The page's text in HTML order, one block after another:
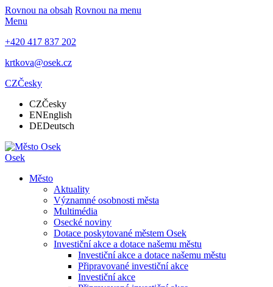
Rovnou na obsah Rovnou na menu
Menu
+420 417 837 202
krtkova@osek.cz
CZČesky
CZČesky
ENEnglish
DEDeutsch
Osek
Město
Aktuality
Významné osobnosti města
Multimédia
Osecké noviny
Dotace poskytované městem Osek
Investiční akce a dotace našemu městu
Investiční akce a dotace našemu městu
Připravované investiční akce
Investiční akce